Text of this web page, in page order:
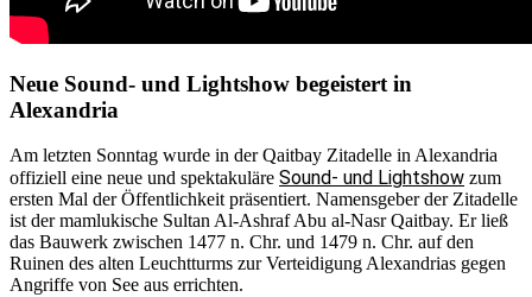
Neue Sound- und Lightshow begeistert in
Alexandria
Am letzten Sonntag wurde in der Qaitbay Zitadelle in Alexandria
offiziell eine neue und spektakuläre Sound- und Lightshow zum
ersten Mal der Öffentlichkeit präsentiert. Namensgeber der Zitadelle
ist der mamlukische Sultan Al-Ashraf Abu al-Nasr Qaitbay. Er ließ
das Bauwerk zwischen 1477 n. Chr. und 1479 n. Chr. auf den
Ruinen des alten Leuchtturms zur Verteidigung Alexandrias gegen
Angriffe von See aus errichten.